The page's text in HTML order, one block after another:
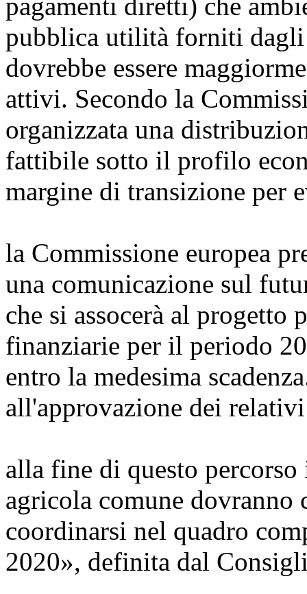
pubblica utilità forniti
dovrebbe essere
attivi. Secondo la
organizzata una
fattibile sotto il profilo
margine di transizione per
la Commissione europea
una comunicazione sul
che si assocerà al progetto
finanziarie per il periodo
entro la medesima
all'approvazione dei
alla fine di questo
agricola comune dovranno
coordinarsi nel quadro
2020», definita dal